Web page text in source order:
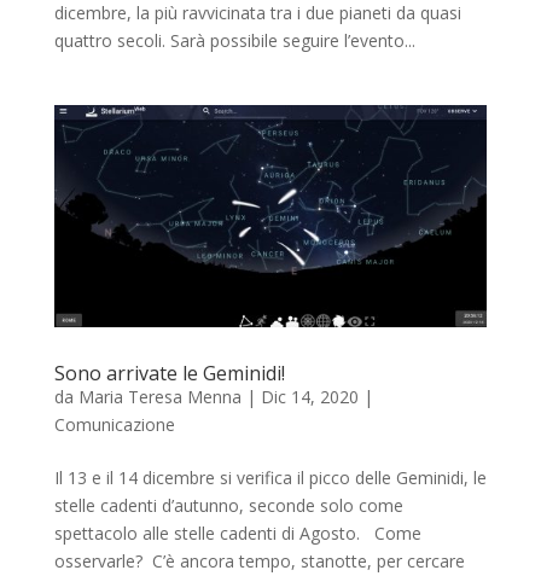
dicembre, la più ravvicinata tra i due pianeti da quasi
quattro secoli. Sarà possibile seguire l’evento...
Sono arrivate le Geminidi!
da Maria Teresa Menna | Dic 14, 2020 |
Comunicazione
Il 13 e il 14 dicembre si verifica il picco delle Geminidi, le
stelle cadenti d’autunno, seconde solo come
spettacolo alle stelle cadenti di Agosto. Come
osservarle? C’è ancora tempo, stanotte, per cercare